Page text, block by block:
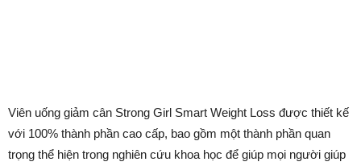
Viên uống giảm cân Strong Girl Smart Weight Loss được thiết kế
với 100% thành phần cao cấp, bao gồm một thành phần quan
trọng thể hiện trong nghiên cứu khoa học để giúp mọi người giúp